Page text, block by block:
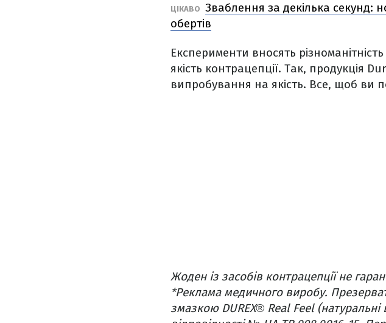
ЦІКАВО Зваблення за декілька секунд:
обертів
Експерименти вносять
якість контрацепції. Так, продукція
випробування на якість. Все, щоб ви
Жоден із засобів контрацепції не
*Реклама медичного виробу.
змазкою DUREX® Real Feel